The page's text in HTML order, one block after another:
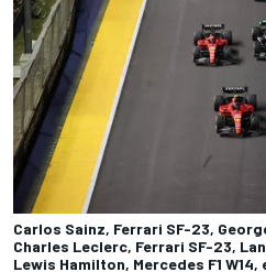
Carlos Sainz, Ferrari SF-23,
Charles Leclerc, Ferrari SF-23,
Lewis Hamilton, Mercedes F1